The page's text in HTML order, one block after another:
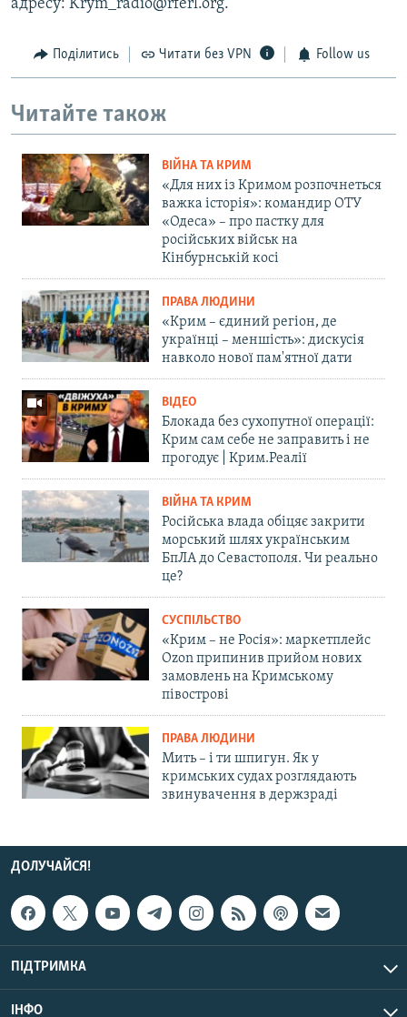
адресу: Krym_radio@rferl.org.
Поділитись Читати без VPN Follow us
Читайте також
ВІЙНА ТА КРИМ
«Для них із Кримом розпочнеться
важка історія»: командир ОТУ
«Одеса» – про пастку для
російських військ на
Кінбурнській косі
ПРАВА ЛЮДИНИ
«Крим – єдиний регіон, де
українці – меншість»: дискусія
навколо нової пам'ятної дати
ВІДЕО
Блокада без сухопутної операції:
Крим сам себе не заправить і не
прогодує | Крим.Реалії
ВІЙНА ТА КРИМ
Російська влада обіцяє закрити
морський шлях українським
БпЛА до Севастополя. Чи реально
це?
СУСПІЛЬСТВО
«Крим – не Росія»: маркетплейс
Ozon припинив прийом нових
замовлень на Кримському
півострові
ПРАВА ЛЮДИНИ
Мить – і ти шпигун. Як у
кримських судах розглядають
звинувачення в держзраді
ДОЛУЧАЙСЯ!
ПІДТРИМКА
ІНФО